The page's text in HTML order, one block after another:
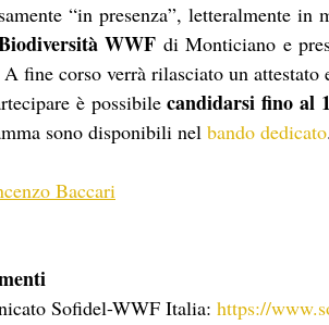
“in presenza”, letteralmente
WWF di Monticiano e
A fine corso verrà rilasciato un
è possibile candidarsi fino al
sono disponibili nel bando dedicato
Baccari
Sofidel-WWF Italia: https://